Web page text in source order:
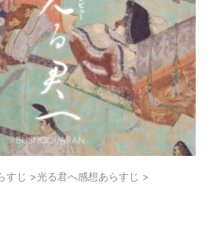
すじ >光る君へ感想あらすじ >